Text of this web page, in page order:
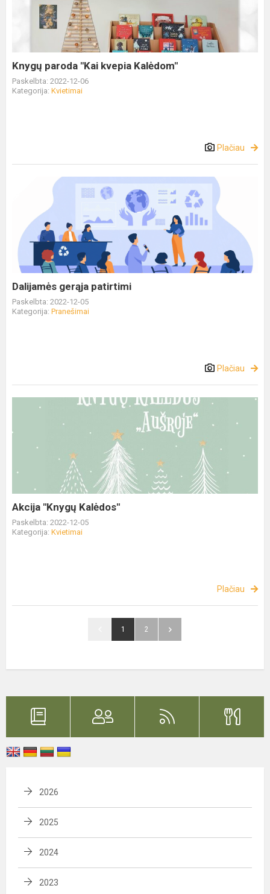
Knygų paroda "Kai kvepia Kalėdom"
Paskelbta: 2022-12-06
Kategorija: Kvietimai
Plačiau
Dalijamės gerąja patirtimi
Paskelbta: 2022-12-05
Kategorija: Pranešimai
Plačiau
Akcija "Knygų Kalėdos"
Paskelbta: 2022-12-05
Kategorija: Kvietimai
Plačiau
1 2
2026
2025
2024
2023